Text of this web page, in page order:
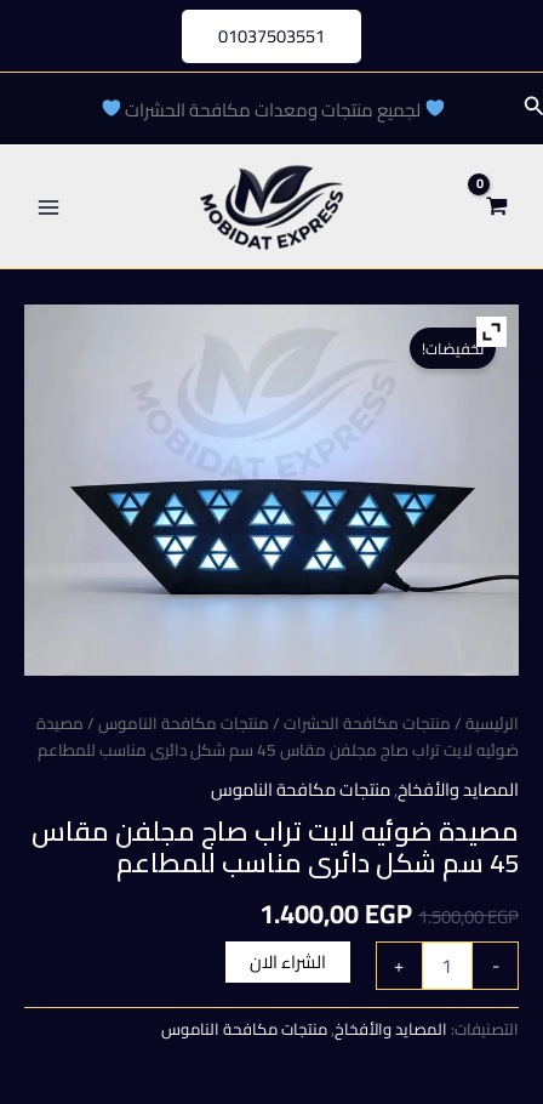
المحتوى
01037503551
البحث لجميع منتجات ومعدات مكافحة الحشرات
تخفيضات!
الرئيسية/منتجات مكافحة الحشرات/منتجات مكافحة الناموس/ مصيدة
ضوئيه لايت تراب صاج مجلفن مقاس 45 سم شكل دائرى مناسب للمطاعم
المصايد والأفخاخ,منتجات مكافحة الناموس
مصيدة ضوئيه لايت تراب صاج مجلفن مقاس
45 سم شكل دائرى مناسب للمطاعم
1.500,00EGP
السعر
الأصلي
هو:
1.500,00 EGP.
1.400,00EGP
الحالي
هو:
1.400,00 EGP.
-
كمية
مصيدة
ضوئيه
لايت
+ الشراء الان
التصنيفات: المصايد والأفخاخ,منتجات مكافحة الناموس